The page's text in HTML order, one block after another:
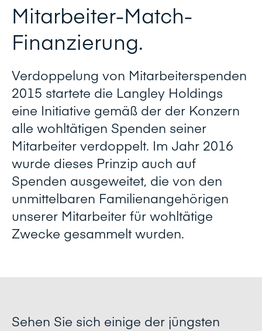
Mitarbeiter-Match-
Finanzierung.
Verdoppelung von Mitarbeiterspenden
2015 startete die Langley Holdings
eine Initiative gemäß der der Konzern
alle wohltätigen Spenden seiner
Mitarbeiter verdoppelt. Im Jahr 2016
wurde dieses Prinzip auch auf
Spenden ausgeweitet, die von den
unmittelbaren Familienangehörigen
unserer Mitarbeiter für wohltätige
Zwecke gesammelt wurden.
Sehen Sie sich einige der jüngsten